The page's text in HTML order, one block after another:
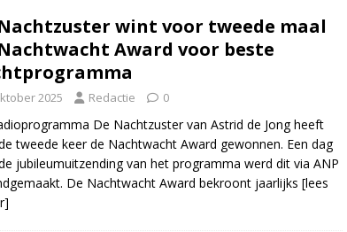
veiligheid)
wint voor tweede maal
Award voor beste
2025 Redactie 0
De Nachtzuster van Astrid de Jong heeft
tweede keer de Nachtwacht Award gewonnen. Een dag
jubileumuitzending van het programma werd dit via ANP
De Nachtwacht Award bekroont jaarlijks [lees